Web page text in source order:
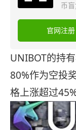
币盲
官网注册
UNIBOT的持
80%作为空投
格上涨超过45%